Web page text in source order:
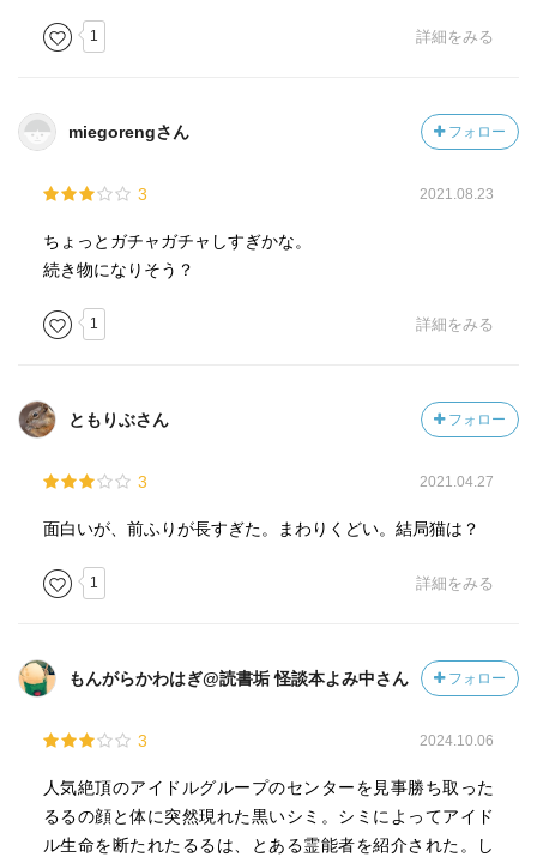
1 詳細をみる
miegorengさん フォロー
3 2021.08.23
ちょっとガチャガチャしすぎかな。
続き物になりそう？
1 詳細をみる
ともりぶさん フォロー
3 2021.04.27
面白いが、前ふりが長すぎた。まわりくどい。結局猫は？
1 詳細をみる
もんがらかわはぎ@読書垢 怪談本よみ中さん フォロー
3 2024.10.06
人気絶頂のアイドルグループのセンターを見事勝ち取った
るるの顔と体に突然現れた黒いシミ。シミによってアイド
ル生命を断たれたるるは、とある霊能者を紹介された。し